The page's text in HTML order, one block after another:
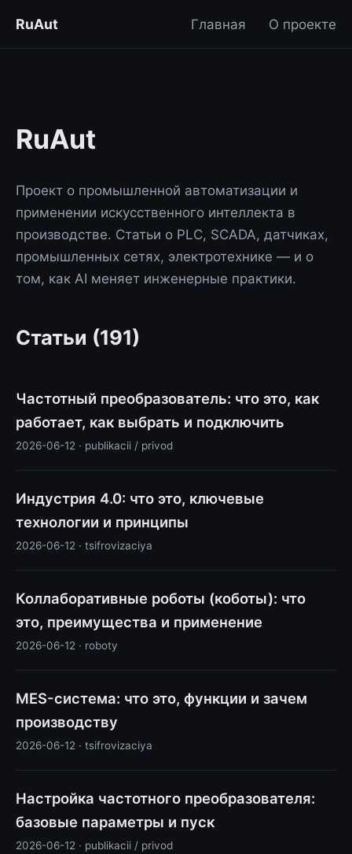
RuAut Главная О проекте
RuAut
Проект о промышленной автоматизации и
применении искусственного интеллекта в
производстве. Статьи о PLC, SCADA, датчиках,
промышленных сетях, электротехнике — и о
том, как AI меняет инженерные практики.
Статьи (191)
Частотный преобразователь: что это, как
работает, как выбрать и подключить
2026-06-12 · publikacii / privod
Индустрия 4.0: что это, ключевые
технологии и принципы
2026-06-12 · tsifrovizaciya
Коллаборативные роботы (коботы): что
это, преимущества и применение
2026-06-12 · roboty
MES-система: что это, функции и зачем
производству
2026-06-12 · tsifrovizaciya
Настройка частотного преобразователя:
базовые параметры и пуск
2026-06-12 · publikacii / privod